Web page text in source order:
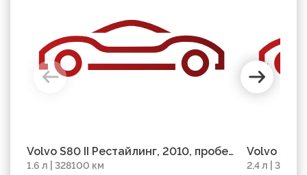
Volvo S80 II Рестайлинг, 2010, пробег
328100 км
1.6 л | 328100 км
Volvo S80
2.4 л |